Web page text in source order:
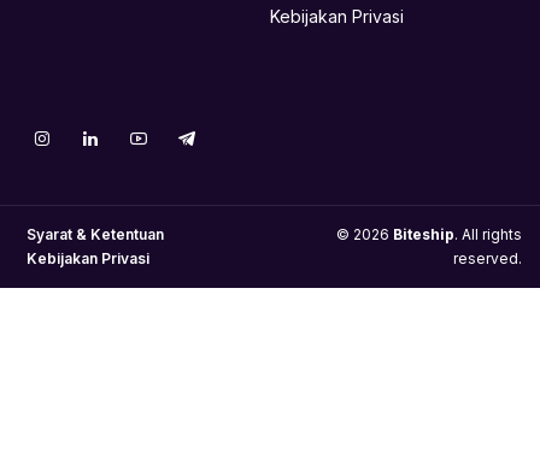
Kebijakan Privasi
Syarat & Ketentuan
Kebijakan Privasi
© 2026 Biteship. All rights
reserved.